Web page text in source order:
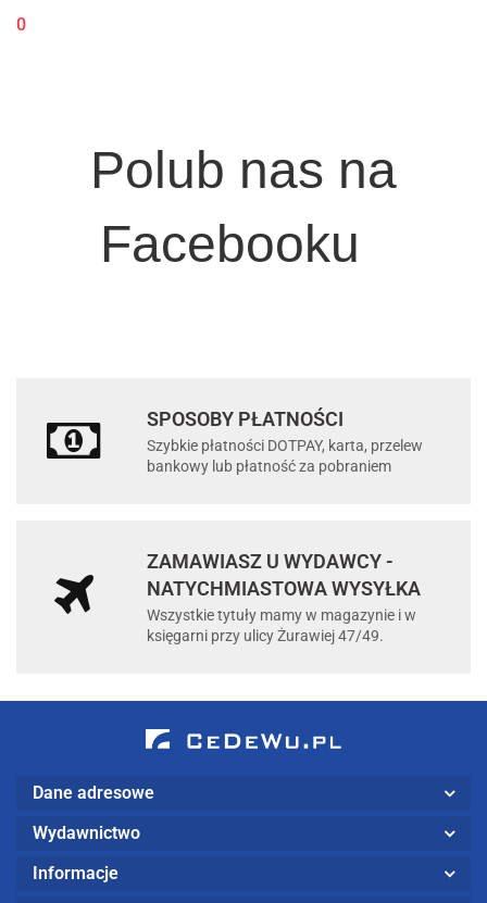
0
Polub nas na
Facebooku
SPOSOBY PŁATNOŚCI
Szybkie płatności DOTPAY, karta, przelew
bankowy lub płatność za pobraniem
ZAMAWIASZ U WYDAWCY -
NATYCHMIASTOWA WYSYŁKA
Wszystkie tytuły mamy w magazynie i w
księgarni przy ulicy Żurawiej 47/49.
Dane adresowe
Wydawnictwo
Informacje